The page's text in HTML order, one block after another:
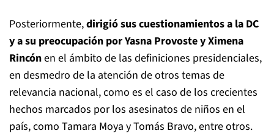
Posteriormente,dirigió sus cuestionamientos a la DC
y a su preocupación por Yasna Provoste y Ximena
Rincónen el ámbito de las definiciones presidenciales,
en desmedro de la atención de otros temas de
relevancia nacional, como es el caso de los crecientes
hechos marcados por los asesinatos de niños en el
país, como Tamara Moya y Tomás Bravo, entre otros.